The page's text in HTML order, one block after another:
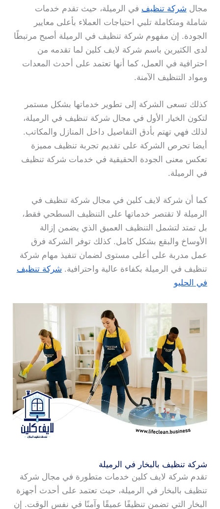
مجال شركة تنظيف في الرميلة، حيث تقدم خدمات
شاملة ومتكاملة تلبي احتياجات العملاء بأعلى معايير
الجودة. إن مفهوم شركة تنظيف في الرميلة أصبح مرتبطًا
لدى الكثيرين باسم شركة لايف كلين لما تقدمه من
احترافية في العمل، كما أنها تعتمد على أحدث المعدات
ومواد التنظيف الآمنة.
كذلك تسعى الشركة إلى تطوير خدماتها بشكل مستمر
لتكون الخيار الأول في مجال شركة تنظيف في الرميلة،
لذلك فهي تهتم بأدق التفاصيل داخل المنازل والمكاتب.
أيضا تحرص الشركة على تقديم تجربة تنظيف مميزة
تعكس معنى الجودة الحقيقية في خدمات شركة تنظيف
في الرميلة.
كما أن شركة لايف كلين في مجال شركة تنظيف في
الرميلة لا تقتصر خدماتها على التنظيف السطحي فقط،
بل تمتد لتشمل التنظيف العميق الذي يضمن إزالة
الأوساخ والبقع بشكل كامل. كذلك توفر الشركة فرق
عمل مدربة على أعلى مستوى لضمان تنفيذ مهام شركة
تنظيف في الرميلة بكفاءة عالية واحترافية. شركة تنظيف
في الحليو
شركة تنظيف بالبخار في الرميلة
تقدم شركة لايف كلين خدمات متطورة في مجال شركة
تنظيف بالبخار في الرميلة، حيث تعتمد على أحدث أجهزة
البخار التي تضمن تنظيفًا عميقًا وآمنًا في نفس الوقت. إن